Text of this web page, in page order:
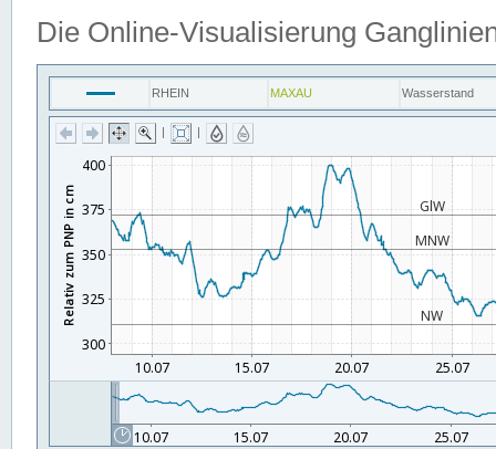
Die Online-Visualisierung